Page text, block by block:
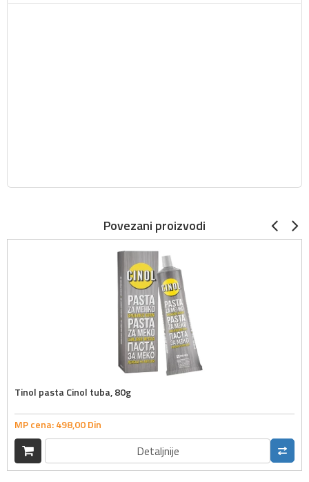
Povezani proizvodi
Tinol pasta Cinol tuba, 80g
MP cena:498,00Din
Detaljnije